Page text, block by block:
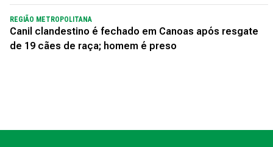
REGIÃO METROPOLITANA
Canil clandestino é fechado em Canoas após resgate
de 19 cães de raça; homem é preso